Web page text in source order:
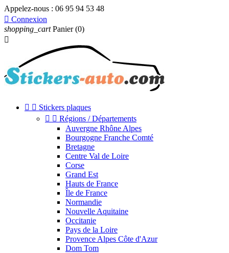
Appelez-nous : 06 95 94 53 48
 Connexion
shopping_cart Panier (0)

  Stickers plaques
  Régions / Départements
Auvergne Rhône Alpes
Bourgogne Franche Comté
Bretagne
Centre Val de Loire
Corse
Grand Est
Hauts de France
Île de France
Normandie
Nouvelle Aquitaine
Occitanie
Pays de la Loire
Provence Alpes Côte d'Azur
Dom Tom